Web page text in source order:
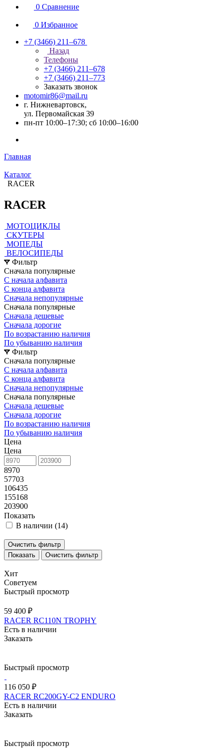
0 Сравнение
0 Избранное
+7 (3466) 211‒678
Назад
Телефоны
+7 (3466) 211‒678
+7 (3466) 211‒773
Заказать звонок
motomir86@mail.ru
г. Нижневартовск,
ул. Первомайская 39
пн-пт 10:00–17:30; сб 10:00–16:00
Главная
Каталог
RACER
RACER
МОТОЦИКЛЫ
СКУТЕРЫ
МОПЕДЫ
ВЕЛОСИПЕДЫ
Фильтр
Сначала популярные
С начала алфавита
С конца алфавита
Сначала непопулярные
Сначала популярные
Сначала дешевые
Сначала дорогие
По возрастанию наличия
По убыванию наличия
Фильтр
Сначала популярные
С начала алфавита
С конца алфавита
Сначала непопулярные
Сначала популярные
Сначала дешевые
Сначала дорогие
По возрастанию наличия
По убыванию наличия
Цена
Цена
8970
57703
106435
155168
203900
Показать
В наличии (14)
Очистить фильтр
Очистить фильтр
Хит
Советуем
Быстрый просмотр
59 400 ₽
RACER RC110N TROPHY
Есть в наличии
Заказать
Быстрый просмотр
116 050 ₽
RACER RC200GY-C2 ENDURO
Есть в наличии
Заказать
Быстрый просмотр